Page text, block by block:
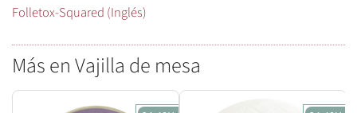
Folletox-Squared (Inglés)
Más en Vajilla de mesa